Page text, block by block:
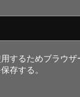
するためブラウ
存する。